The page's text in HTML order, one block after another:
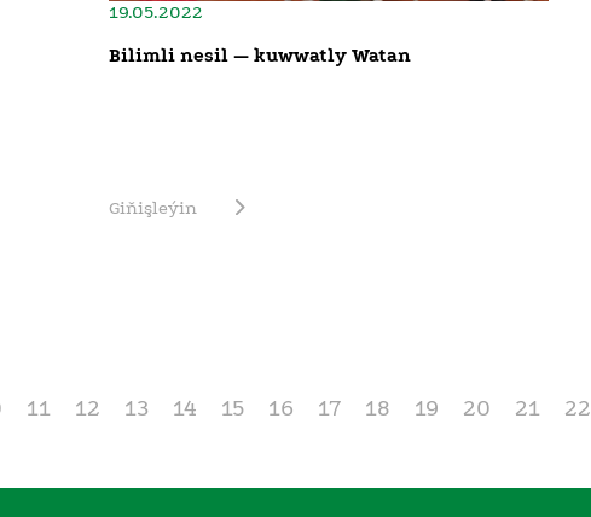
19.05.2022
Bilimli nesil — kuwwatly Watan
Giňişleýin
11 12 13 14 15 16 17 18 19 20 21 22